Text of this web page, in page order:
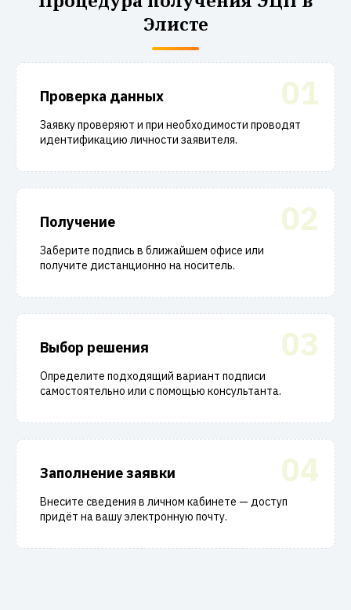
Элисте
01
Проверка данных
Заявку проверяют и при необходимости проводят
идентификацию личности заявителя.
02
Получение
Заберите подпись в ближайшем офисе или
получите дистанционно на носитель.
03
Выбор решения
Определите подходящий вариант подписи
самостоятельно или с помощью консультанта.
04
Заполнение заявки
Внесите сведения в личном кабинете — доступ
придёт на вашу электронную почту.